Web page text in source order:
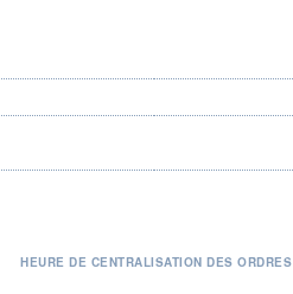
HEURE DE CENTRALISATION DES ORDRES